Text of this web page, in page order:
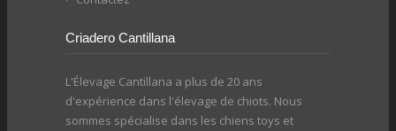
Criadero Cantillana
L'Élevage Cantillana a plus de 20 ans
d'expérience dans l'élevage de chiots. Nous
sommes spécialise dans les chiens toys et